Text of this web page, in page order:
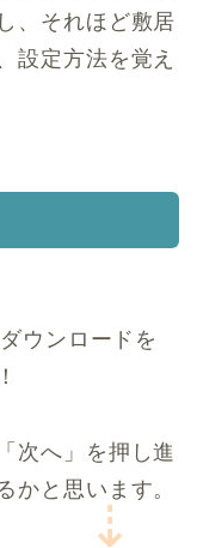
、それほど敷居
設定方法を覚え
ウンロードを
次へ」を押し進
かと思います。
⇣